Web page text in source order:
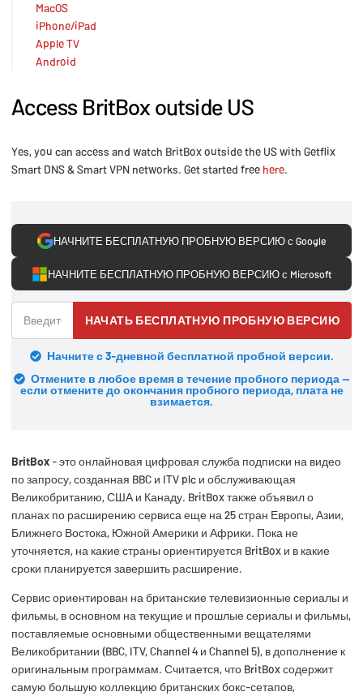
Access BritBox outside US
Yes, you can access and watch BritBox outside the US with Getflix
Smart DNS & Smart VPN networks. Get started free here.
НАЧНИТЕ БЕСПЛАТНУЮ ПРОБНУЮ ВЕРСИЮ с Google
НАЧНИТЕ БЕСПЛАТНУЮ ПРОБНУЮ ВЕРСИЮ с Microsoft
НАЧАТЬ БЕСПЛАТНУЮ ПРОБНУЮ ВЕРСИЮ
Начните с 3-дневной бесплатной пробной версии.
Отмените в любое время в течение пробного периода —
если отмените до окончания пробного периода, плата не
взимается.
BritBox- это онлайновая цифровая служба подписки на видео
по запросу, созданная BBC и ITV plc и обслуживающая
Великобританию, США и Канаду. BritBox также объявил о
планах по расширению сервиса еще на 25 стран Европы, Азии,
Ближнего Востока, Южной Америки и Африки. Пока не
уточняется, на какие страны ориентируется BritBox и в какие
сроки планируется завершить расширение.
Сервис ориентирован на британские телевизионные сериалы и
фильмы, в основном на текущие и прошлые сериалы и фильмы,
поставляемые основными общественными вещателями
Великобритании (BBC, ITV, Channel 4 и Channel 5), в дополнение к
оригинальным программам. Считается, что BritBox содержит
самую большую коллекцию британских бокс-сетапов,
MacOS
iPhone/iPad
Apple TV
Android